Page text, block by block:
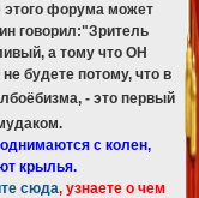
этого форума может
говорил:"Зритель
а тому что ОН
будете потому, что в
- это первый
с колен,
крылья.
сюда, узнаете о чем